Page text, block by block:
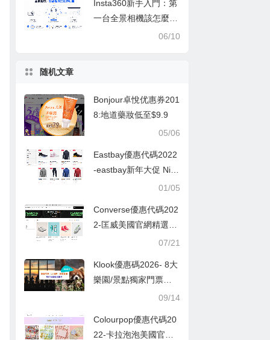
Insta360新手入門：第
一台全景相機該怎麼
選？—從零到一的完整
06/10
随机文章
Bonjour卓悅优惠券201
8:地道藥妝低至$9.9
05/06
Eastbay優惠代碼2022
-eastbay新年大促 Nik
e、AJ、Puma等品牌
曡加滿$99減$30
01/05
Converse優惠代碼202
2-匡威美國官網精選鞋
款無門檻額外6折促銷
07/21
Klook優惠碼2026- 8大
樂園/景點獨家門票優
惠：迪士尼 / 海洋公園
送1優惠碼
09/14
Colourpop優惠代碼20
22-卡拉泡泡美國官網